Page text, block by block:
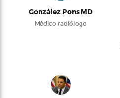
González Pons MD
Médico radiólogo